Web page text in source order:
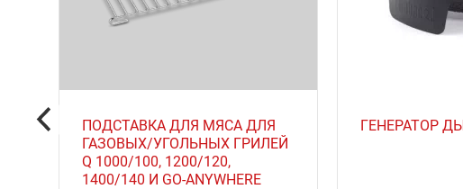
ПОДСТАВКА ДЛЯ МЯСА ДЛЯ
ГАЗОВЫХ/УГОЛЬНЫХ ГРИЛЕЙ
Q 1000/100, 1200/120,
1400/140 И GO-ANYWHERE
ГЕНЕРАТОР